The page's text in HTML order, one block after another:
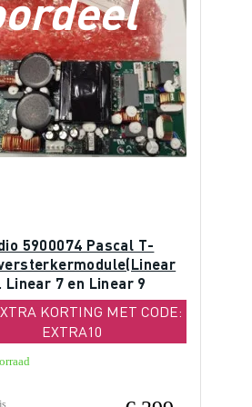
5900074 Pascal T-
Linear 7 en Linear 9
KORTING MET CODE:
EXTRA10